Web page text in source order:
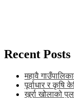
Recent Posts
महावै
पूर्वाधार र कृषि
खुर्रा खोलाको